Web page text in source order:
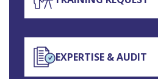
EXPERTISE & AUDIT